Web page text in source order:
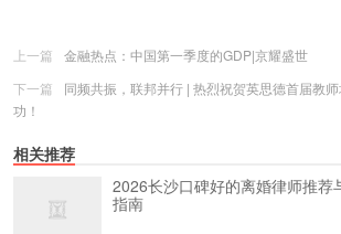
上一篇
金融热点：中国第一季度的GDP|京耀盛世
下一篇
同频共振，联邦并行 | 热烈祝贺英思德首届教
功！
相关推荐
2026长沙口碑好的离婚律师推荐
指南